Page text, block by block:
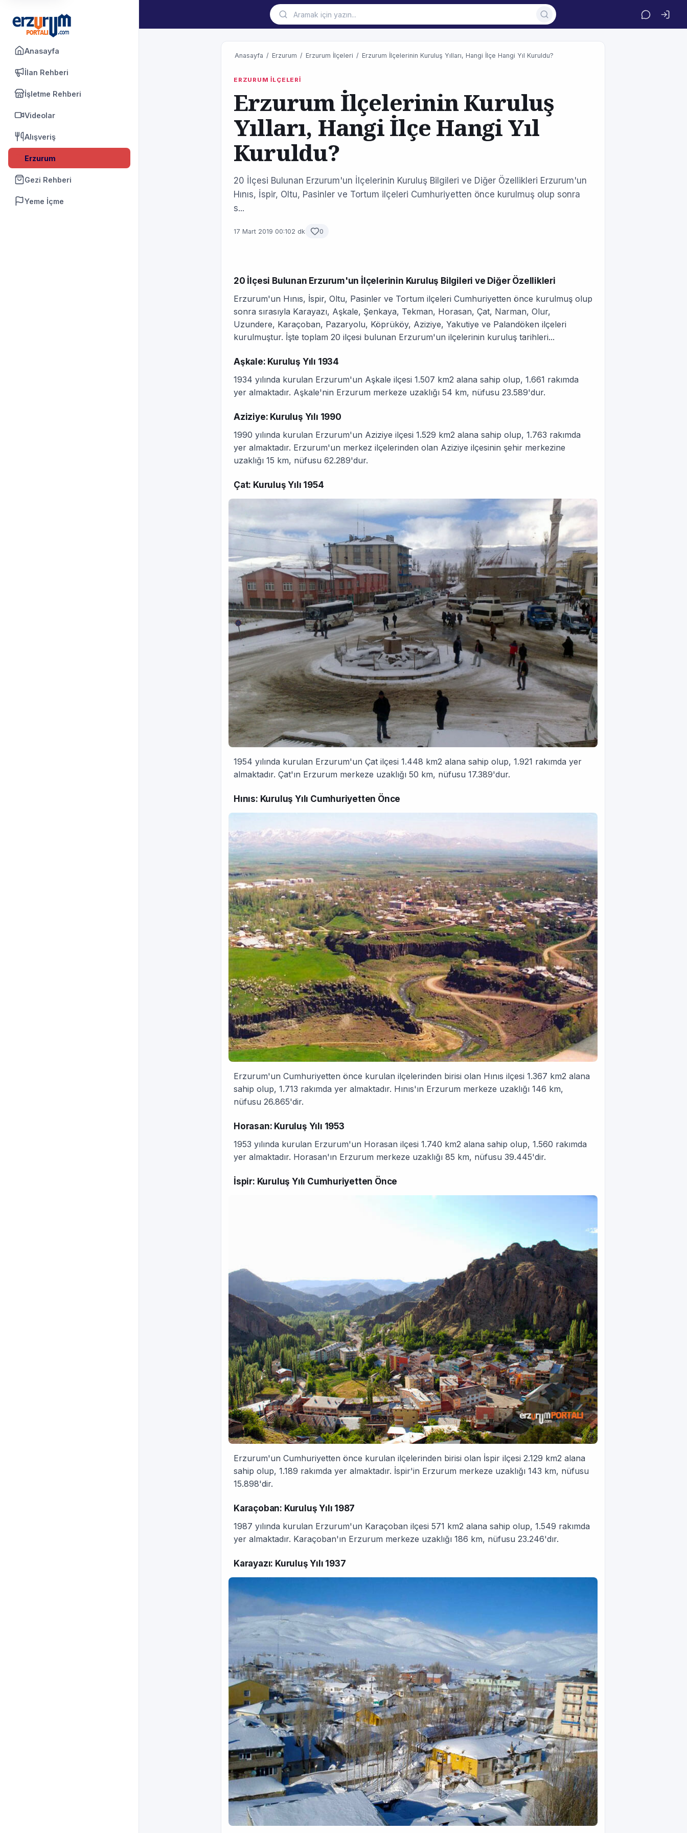
Anasayfa
İlan Rehberi
İşletme Rehberi
Videolar
Alışveriş
Erzurum
Gezi Rehberi
Yeme İçme
Anasayfa / Erzurum / Erzurum İlçeleri / Erzurum İlçelerinin Kuruluş Yılları, Hangi İlçe Hangi Yıl Kuruldu?
ERZURUM İLÇELERİ
Erzurum İlçelerinin Kuruluş
Yılları, Hangi İlçe Hangi Yıl
Kuruldu?
20 İlçesi Bulunan Erzurum'un İlçelerinin Kuruluş Bilgileri ve Diğer Özellikleri Erzurum'un
Hınıs, İspir, Oltu, Pasinler ve Tortum ilçeleri Cumhuriyetten önce kurulmuş olup sonra
s...
17 Mart 2019 00:102 dk 0
20 İlçesi Bulunan Erzurum'un İlçelerinin Kuruluş Bilgileri ve Diğer Özellikleri
Erzurum'un Hınıs, İspir, Oltu, Pasinler ve Tortum ilçeleri Cumhuriyetten önce kurulmuş olup
sonra sırasıyla Karayazı, Aşkale, Şenkaya, Tekman, Horasan, Çat, Narman, Olur,
Uzundere, Karaçoban, Pazaryolu, Köprüköy, Aziziye, Yakutiye ve Palandöken ilçeleri
kurulmuştur. İşte toplam 20 ilçesi bulunan Erzurum'un ilçelerinin kuruluş tarihleri...
Aşkale: Kuruluş Yılı 1934
1934 yılında kurulan Erzurum'un Aşkale ilçesi 1.507 km2 alana sahip olup, 1.661 rakımda
yer almaktadır. Aşkale'nin Erzurum merkeze uzaklığı 54 km, nüfusu 23.589'dur.
Aziziye: Kuruluş Yılı 1990
1990 yılında kurulan Erzurum'un Aziziye ilçesi 1.529 km2 alana sahip olup, 1.763 rakımda
yer almaktadır. Erzurum'un merkez ilçelerinden olan Aziziye ilçesinin şehir merkezine
uzaklığı 15 km, nüfusu 62.289'dur.
Çat: Kuruluş Yılı 1954
1954 yılında kurulan Erzurum'un Çat ilçesi 1.448 km2 alana sahip olup, 1.921 rakımda yer
almaktadır. Çat'ın Erzurum merkeze uzaklığı 50 km, nüfusu 17.389'dur.
Hınıs: Kuruluş Yılı Cumhuriyetten Önce
Erzurum'un Cumhuriyetten önce kurulan ilçelerinden birisi olan Hınıs ilçesi 1.367 km2 alana
sahip olup, 1.713 rakımda yer almaktadır. Hınıs'ın Erzurum merkeze uzaklığı 146 km,
nüfusu 26.865'dir.
Horasan: Kuruluş Yılı 1953
1953 yılında kurulan Erzurum'un Horasan ilçesi 1.740 km2 alana sahip olup, 1.560 rakımda
yer almaktadır. Horasan'ın Erzurum merkeze uzaklığı 85 km, nüfusu 39.445'dir.
İspir: Kuruluş Yılı Cumhuriyetten Önce
Erzurum'un Cumhuriyetten önce kurulan ilçelerinden birisi olan İspir ilçesi 2.129 km2 alana
sahip olup, 1.189 rakımda yer almaktadır. İspir'in Erzurum merkeze uzaklığı 143 km, nüfusu
15.898'dir.
Karaçoban: Kuruluş Yılı 1987
1987 yılında kurulan Erzurum'un Karaçoban ilçesi 571 km2 alana sahip olup, 1.549 rakımda
yer almaktadır. Karaçoban'ın Erzurum merkeze uzaklığı 186 km, nüfusu 23.246'dır.
Karayazı: Kuruluş Yılı 1937